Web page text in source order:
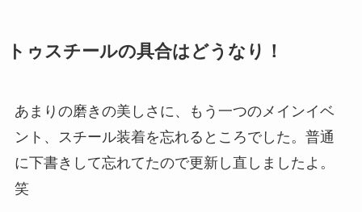
トゥスチールの具合はどうなり！
あまりの磨きの美しさに、もう一つのメインイベ
ント、スチール装着を忘れるところでした。普通
に下書きして忘れてたので更新し直しましたよ。
笑